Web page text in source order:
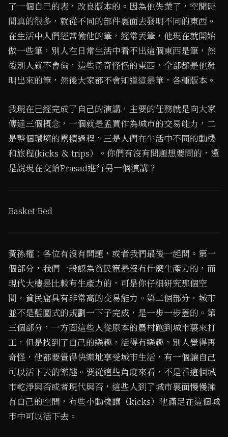
了一個自己的表，改良版本的。因為他失業了，空閒時
間真的很多，就從不同的部件裏面去發明不同的東西。
在生活中人們經常偷他的筆，經常丟筆，他現在就開始
做一些筆，別人在日常生活中看不出這個東西是筆，然
後別人就不會偷，這些奇奇怪怪的東西，全部都是他發
明出來的筆，然後大家都不會知道這是筆，各種版本。
我現在已經完成了自己的演講，主要的任務就是向大家
傳達三個概念，一個就是孟買作為城市的交易能力，二
是整個環境的累積過程，三是人們在生活中不同的動機
和旅程(kicks ＆ trips）。你們有沒有問題想要問的，還
是說現在交給Prasad進行另一個演講？
Basket Bed
黃孫權：各位有沒有問題，或者我們最後一起問。第一
個部分，我們一般認為貧民窟是沒有什麼生產力的，而
現代大樓是比較有生產力的，可是你仔細研究那個空
間，貧民窟具有非常高的交易能力。第二個部分，城市
並不是藍圖式的規劃一下子完成，是一步一步蓋的。第
三個部分，一方面這些人從原本的農村跑到城市裏來打
工，但是找到了自己的樂趣，活得有樂趣，別人覺得再
奇怪，他都要覺得快樂地享受城市生活，有一個讓自己
可以活下去的樂趣。要從這些角度來看，不是看這個城
市乾淨與否或者現代與否，這些人到了城市裏面慢慢擁
有自己的空間，有些小動機讓（kicks）他滿足在這個城
市中可以活下去。